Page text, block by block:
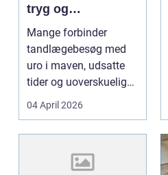
tryg og
professionel
tandpleje
Mange forbinder
tandlægebesøg med
uro i maven, udsatte
tider og uoverskuelige
priser. Samtidig ved
04 April 2026